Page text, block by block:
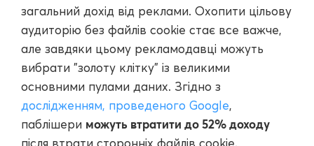
загальний дохід від реклами. Охопити цільову
аудиторію без файлів cookie стає все важче,
але завдяки цьому рекламодавці можуть
вибрати "золоту клітку" із великими
основними пулами даних. Згідно з
дослідженням, проведеного Google,
паблішери можуть втратити до 52% доходу
після втрати сторонніх файлів cookie.